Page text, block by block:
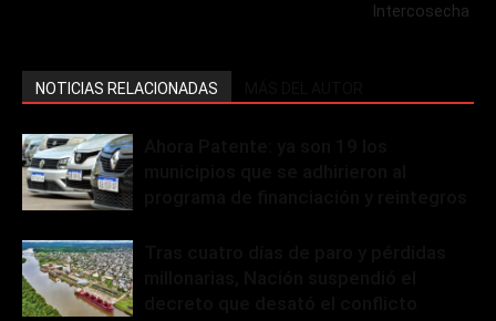
Intercosecha
NOTICIAS RELACIONADAS